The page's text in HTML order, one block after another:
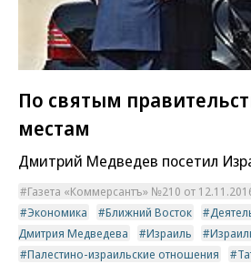
По святым
местам
Дмитрий Медведев посетил
Газета «Коммерсантъ» №210 от
Экономика
Ближний Восток
Дмитрия Медведева
Израиль
Палестино-израильские отношения